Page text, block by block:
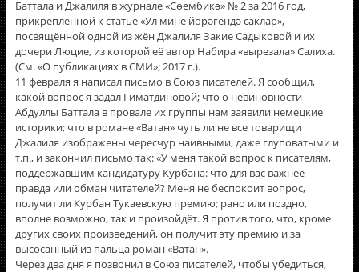
Баттала и Джалиля в журнале «Сөембикә» № 2 за 2016 год,
прикреплённой к статье «Ул мине йөрәгендә саклар»,
посвящённой одной из жён Джалиля Закие Садыковой и их
дочери Люцие, из которой еë автор Набира «вырезала» Салиха.
(См. «О публикациях в СМИ»; 2017 г.).
11 февраля я написал письмо в Союз писателей. Я сообщил,
какой вопрос я задал Гиматдиновой; что о невиновности
Абдуллы Баттала в провале их группы нам заявили немецкие
историки; что в романе «Ватан» чуть ли не все товарищи
Джалиля изображены чересчур наивными, даже глуповатыми и
т.п., и закончил письмо так: «У меня такой вопрос к писателям,
поддержавшим кандидатуру Курбана: что для вас важнее –
правда или обман читателей? Меня не беспокоит вопрос,
получит ли Курбан Тукаевскую премию; рано или поздно,
вполне возможно, так и произойдёт. Я против того, что, кроме
других своих произведений, он получит эту премию и за
высосанный из пальца роман «Ватан».
Через два дня я позвонил в Союз писателей, чтобы убедиться,